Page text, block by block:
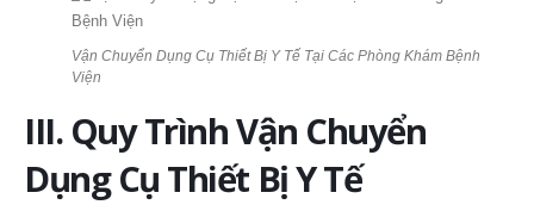
Vận Chuyển Dụng Cụ Thiết Bị Y Tế Tại Các Phòng Khám Bệnh
Viện
III. Quy Trình Vận Chuyển
Dụng Cụ Thiết Bị Y Tế